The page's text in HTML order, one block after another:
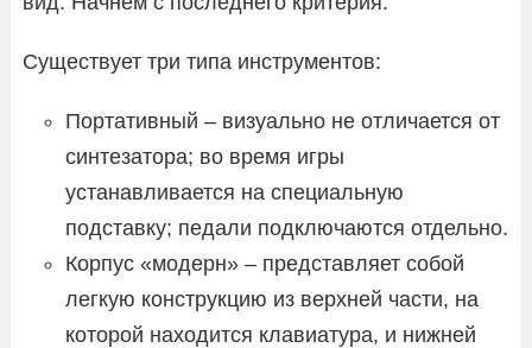
Существует три типа инструментов:
Портативный – визуально не отличается от
синтезатора; во время игры
устанавливается на специальную
подставку; педали подключаются отдельно.
Корпус «модерн» – представляет собой
легкую конструкцию из верхней части, на
которой находится клавиатура, и нижней